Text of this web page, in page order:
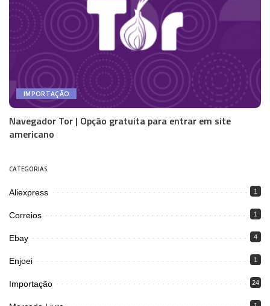
IMPORTAÇÃO
Navegador Tor | Opção gratuita para entrar em site
americano
CATEGORIAS
Aliexpress 1
Correios 1
Ebay 4
Enjoei 1
Importação 24